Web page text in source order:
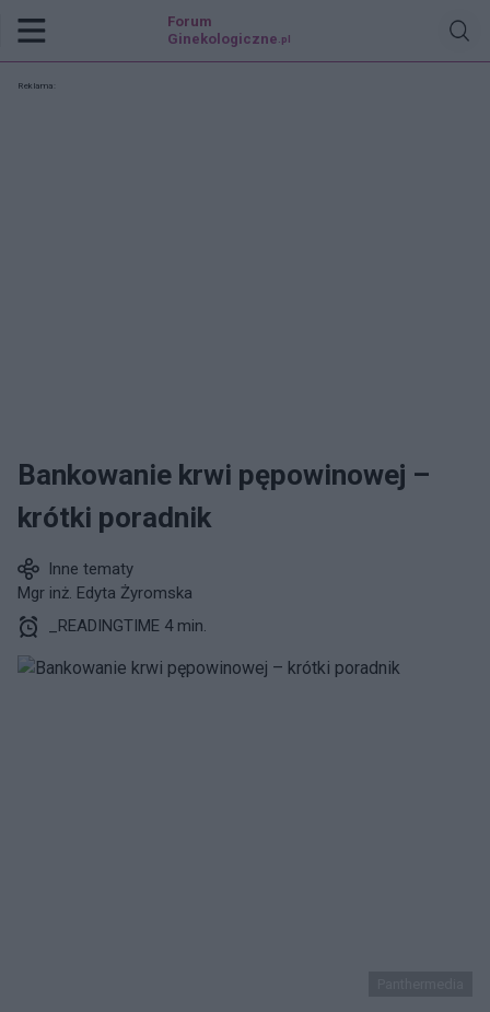
Forum
Ginekologiczne .pl
Reklama:
Bankowanie krwi pępowinowej –
krótki poradnik
Inne tematy
Mgr inż. Edyta Żyromska
_READINGTIME 4 min.